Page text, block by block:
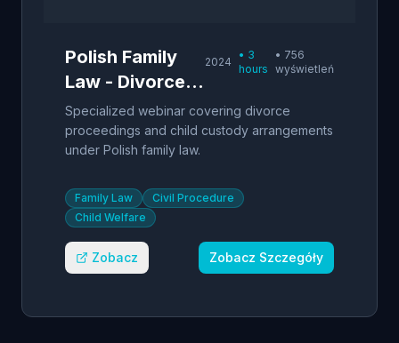
Polish Family
Law - Divorce &
Child Custody
2024
• 3
hours
• 756
wyświetleń
Specialized webinar covering divorce
proceedings and child custody arrangements
under Polish family law.
Family Law
Civil Procedure
Child Welfare
Zobacz Zobacz Szczegóły